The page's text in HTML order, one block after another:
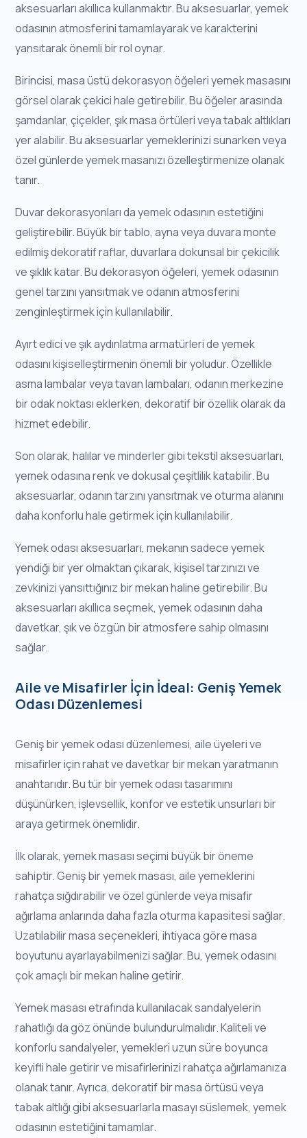
aksesuarları akıllıca kullanmaktır. Bu aksesuarlar, yemek
odasının atmosferini tamamlayarak ve karakterini
yansıtarak önemli bir rol oynar.
Birincisi, masa üstü dekorasyon öğeleri yemek masasını
görsel olarak çekici hale getirebilir. Bu öğeler arasında
şamdanlar, çiçekler, şık masa örtüleri veya tabak altlıkları
yer alabilir. Bu aksesuarlar yemeklerinizi sunarken veya
özel günlerde yemek masanızı özelleştirmenize olanak
tanır.
Duvar dekorasyonları da yemek odasının estetiğini
geliştirebilir. Büyük bir tablo, ayna veya duvara monte
edilmiş dekoratif raflar, duvarlara dokunsal bir çekicilik
ve şıklık katar. Bu dekorasyon öğeleri, yemek odasının
genel tarzını yansıtmak ve odanın atmosferini
zenginleştirmek için kullanılabilir.
Ayırt edici ve şık aydınlatma armatürleri de yemek
odasını kişiselleştirmenin önemli bir yoludur. Özellikle
asma lambalar veya tavan lambaları, odanın merkezine
bir odak noktası eklerken, dekoratif bir özellik olarak da
hizmet edebilir.
Son olarak, halılar ve minderler gibi tekstil aksesuarları,
yemek odasına renk ve dokusal çeşitlilik katabilir. Bu
aksesuarlar, odanın tarzını yansıtmak ve oturma alanını
daha konforlu hale getirmek için kullanılabilir.
Yemek odası aksesuarları, mekanın sadece yemek
yendiği bir yer olmaktan çıkarak, kişisel tarzınızı ve
zevkinizi yansıttığınız bir mekan haline getirebilir. Bu
aksesuarları akıllıca seçmek, yemek odasının daha
davetkar, şık ve özgün bir atmosfere sahip olmasını
sağlar.
Aile ve Misafirler İçin İdeal: Geniş Yemek
Odası Düzenlemesi
Geniş bir yemek odası düzenlemesi, aile üyeleri ve
misafirler için rahat ve davetkar bir mekan yaratmanın
anahtarıdır. Bu tür bir yemek odası tasarımını
düşünürken, işlevsellik, konfor ve estetik unsurları bir
araya getirmek önemlidir.
İlk olarak, yemek masası seçimi büyük bir öneme
sahiptir. Geniş bir yemek masası, aile yemeklerini
rahatça sığdırabilir ve özel günlerde veya misafir
ağırlama anlarında daha fazla oturma kapasitesi sağlar.
Uzatılabilir masa seçenekleri, ihtiyaca göre masa
boyutunu ayarlayabilmenizi sağlar. Bu, yemek odasını
çok amaçlı bir mekan haline getirir.
Yemek masası etrafında kullanılacak sandalyelerin
rahatlığı da göz önünde bulundurulmalıdır. Kaliteli ve
konforlu sandalyeler, yemekleri uzun süre boyunca
keyifli hale getirir ve misafirlerinizi rahatça ağırlamanıza
olanak tanır. Ayrıca, dekoratif bir masa örtüsü veya
tabak altlığı gibi aksesuarlarla masayı süslemek, yemek
odasının estetiğini tamamlar.